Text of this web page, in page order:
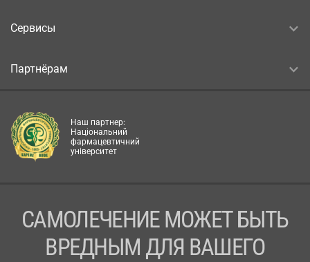
Сервисы
Партнёрам
Наш партнер:
Національний
фармацевтичний
університет
САМОЛЕЧЕНИЕ МОЖЕТ БЫТЬ
ВРЕДНЫМ ДЛЯ ВАШЕГО